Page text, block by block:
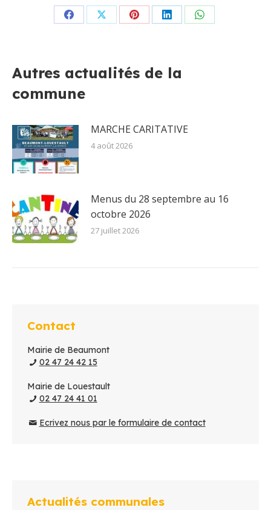
PartagerPartagerPartagerPartagerPartager
Autres actualités de la
commune
MARCHE CARITATIVE
4 août 2026
Menus du 28 septembre au 16
octobre 2026
27 juillet 2026
Contact
Mairie de Beaumont
02 47 24 42 15
Mairie de Louestault
02 47 24 41 01
Ecrivez nous par le formulaire de contact
Actualités communales